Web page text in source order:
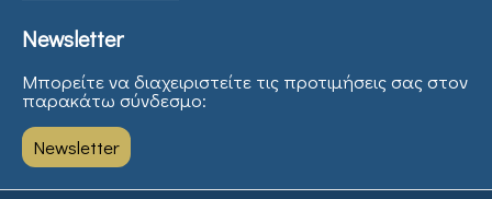
Newsletter
Μπορείτε να διαχειριστείτε τις προτιμήσεις σας στον
παρακάτω σύνδεσμο:
Newsletter